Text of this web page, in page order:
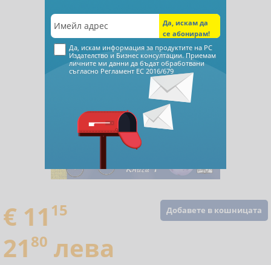
Добавете в кошницата
€ 11 15
21 80 лева
Да, искам информация за продуктите на РС
Издателство и Бизнес консултации. Приемам
личните ми данни да бъдат обработвани
съгласно Регламент ЕС 2016/679